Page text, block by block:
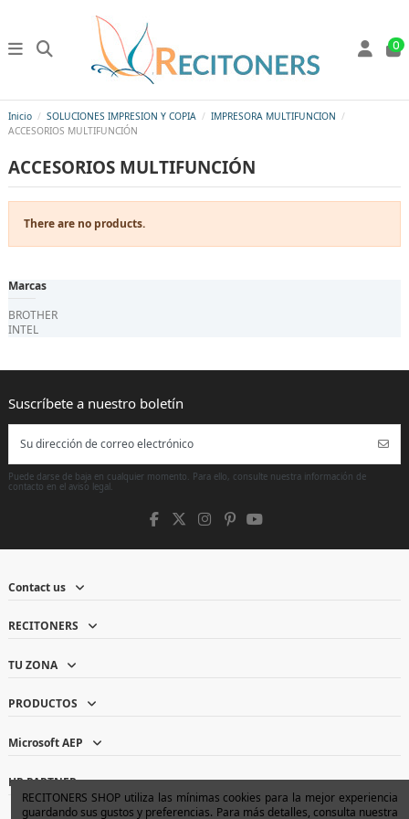
0
Inicio SOLUCIONES IMPRESION Y COPIA
IMPRESORA MULTIFUNCION
ACCESORIOS MULTIFUNCIÓN
ACCESORIOS MULTIFUNCIÓN
There are no products.
Marcas
BROTHER
INTEL
Puede darse de baja en cualquier momento. Para ello, consulte nuestra información de
contacto en el aviso legal.
Contact us
RECITONERS
TU ZONA
PRODUCTOS
Microsoft AEP
HP PARTNER
RECITONERS SHOP utiliza las mínimas cookies para la mejor experiencia
guardando sus gustos y preferencias. Para más detalles, consulta nuestra